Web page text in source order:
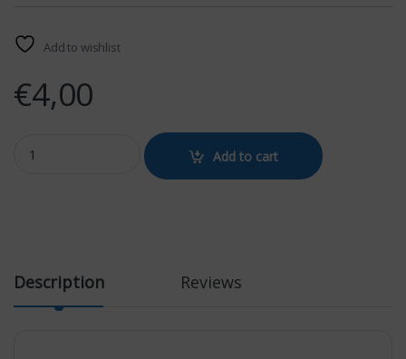
Add to wishlist
€4,00
MERCEDES SILICONE CASE BLUE quantity
Add to cart
Description Reviews